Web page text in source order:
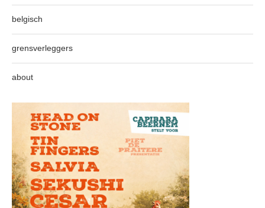
belgisch
grensverleggers
about